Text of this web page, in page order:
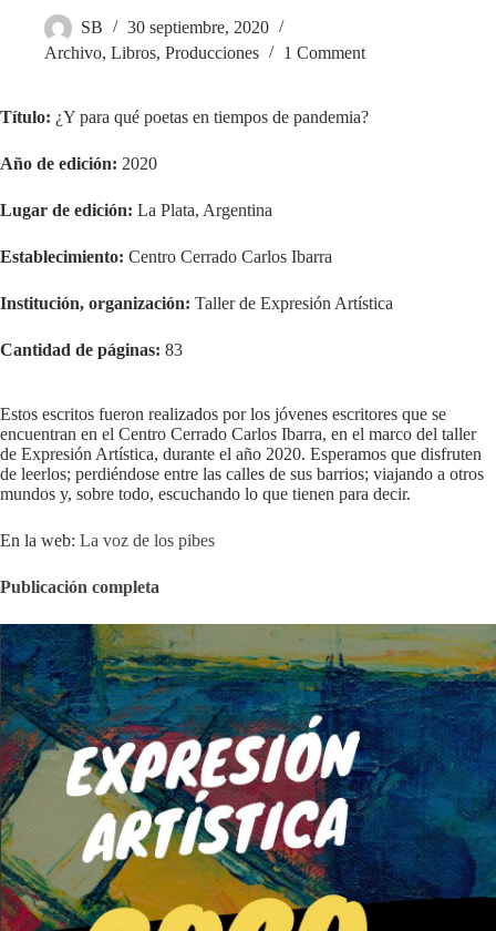
SB
30 septiembre, 2020
Archivo, Libros, Producciones 1 Comment
Título: ¿Y para qué poetas en tiempos de pandemia?
Año de edición: 2020
Lugar de edición: La Plata, Argentina
Establecimiento: Centro Cerrado Carlos Ibarra
Institución, organización: Taller de Expresión Artística
Cantidad de páginas: 83
Estos escritos fueron realizados por los jóvenes escritores que se
encuentran en el Centro Cerrado Carlos Ibarra, en el marco del taller
de Expresión Artística, durante el año 2020. Esperamos que disfruten
de leerlos; perdiéndose entre las calles de sus barrios; viajando a otros
mundos y, sobre todo, escuchando lo que tienen para decir.
En la web: La voz de los pibes
Publicación completa